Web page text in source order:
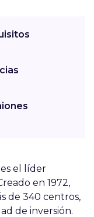
es el líder
en 1972,
de 340 centros,
de inversión.